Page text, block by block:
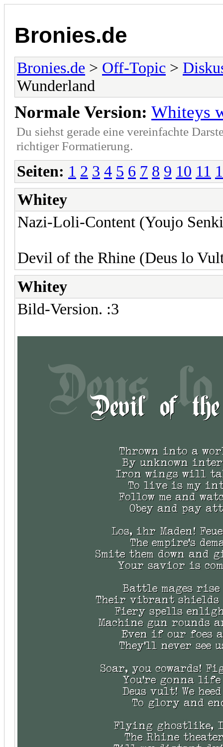
Bronies.de
Bronies.de > Off-Topic >
Wunderland
Normale Version: Whiteys
Du siehst gerade eine vereinfachte
richtiger Formatierung.
Seiten: 1 2 3 4 5 6 7 8 9 10 11
Whitey
Nazi-Loli-Content (Youjo
Devil of the Rhine (Deus lo
Whitey
Bild-Version. :3